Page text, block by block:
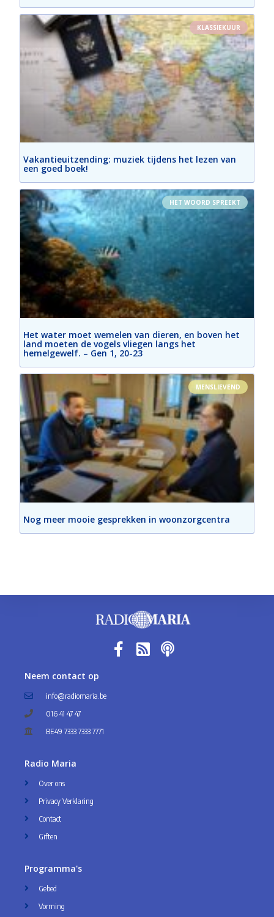
KLASSIEKUUR
Vakantieuitzending: muziek tijdens het lezen van
een goed boek!
HET WOORD SPREEKT
Het water moet wemelen van dieren, en boven het
land moeten de vogels vliegen langs het
hemelgewelf. – Gen 1, 20-23
MENSLIEVEND
Nog meer mooie gesprekken in woonzorgcentra
Neem contact op
info@radiomaria.be
016 41 47 47
BE49 7333 7333 7771
Radio Maria
Over ons
Privacy Verklaring
Contact
Giften
Programma's
Gebed
Vorming